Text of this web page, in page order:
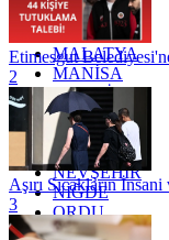
KÜTAHYA
KİLİS
MALATYA
MANİSA
MARDİN
MERSİN
MUĞLA
MUŞ
NEVŞEHİR
NİĞDE
ORDU
OSMANİYE
Etimesgut
2
Aşırı Sıcakların
3